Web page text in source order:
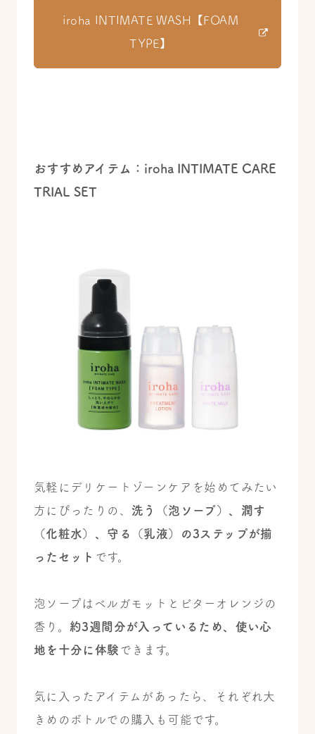
iroha INTIMATE WASH【FOAM
TYPE】
おすすめアイテム：iroha INTIMATE CARE
TRIAL SET
気軽にデリケートゾーンケアを始めてみたい
方にぴったりの、 洗う（泡ソープ）、潤す
（化粧水）、守る（乳液）の3ステップが揃
ったセット です。
泡ソープはベルガモットとビターオレンジの
香り。 約3週間分が入っているため、使い心
地を十分に体験 できます。
気に入ったアイテムがあったら、それぞれ大
きめのボトルでの購入も可能です。